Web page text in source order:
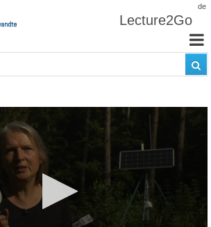
de
Lecture2Go